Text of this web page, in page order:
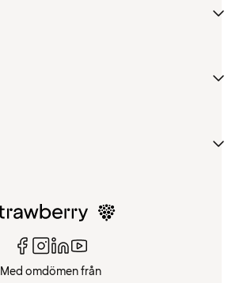
Med omdömen från